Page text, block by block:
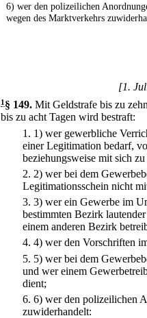
6) wer den polizeilichen
wegen des Marktverkehrs
[1.
1§ 149. Mit Geldstrafe bis zu
bis zu acht Tagen wird bestraft:
1. 1) wer gewerbliche
einer Legitimation bedarf,
beziehungsweise mit sich
2. 2) wer bei dem
Legitimationsschein nicht
3. 3) wer ein Gewerbe im
bestimmten Bezirk
einem anderen Bezirk
4. 4) wer den Vorschriften
5. 5) wer bei dem
und wer einem
dient;
6. 6) wer den polizeilichen
zuwiderhandelt: